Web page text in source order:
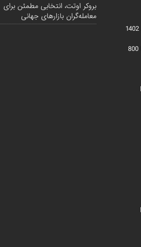
بروکر اوتت، انتخابی مطمئن برای
معامله‌گران بازارهای جهانی